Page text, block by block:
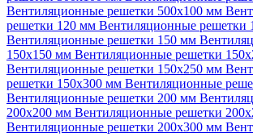
Вентиляционные решетки 500х100 мм
решетки 120 мм Вентиляционные решетки
Вентиляционные решетки 150 мм
150х150 мм Вентиляционные решетки
Вентиляционные решетки 150х250 мм
решетки 150х300 мм Вентиляционные
Вентиляционные решетки 200 мм
200х200 мм Вентиляционные решетки
Вентиляционные решетки 200х300 мм